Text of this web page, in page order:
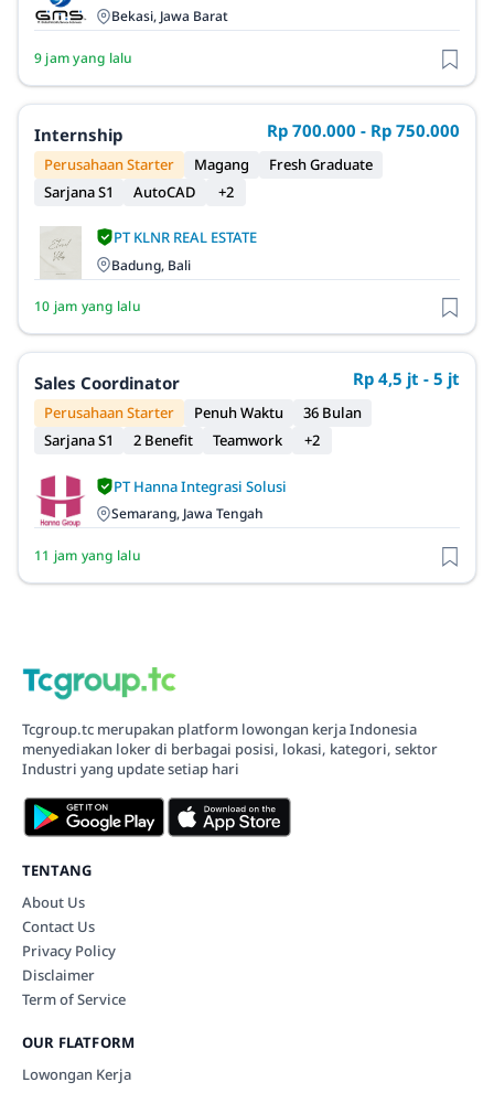
Bekasi, Jawa Barat
9 jam yang lalu
Internship Rp 700.000 - Rp 750.000
Perusahaan Starter Magang
Fresh Graduate
Sarjana S1
AutoCAD +2
PT KLNR REAL ESTATE
Badung, Bali
10 jam yang lalu
Sales Coordinator Rp 4,5 jt - 5 jt
Perusahaan Starter Penuh Waktu
36 Bulan
Sarjana S1
2 Benefit Teamwork +2
PT Hanna Integrasi Solusi
Semarang, Jawa Tengah
11 jam yang lalu
Tcgroup.tc merupakan platform lowongan kerja Indonesia
menyediakan loker di berbagai posisi, lokasi, kategori, sektor
Industri yang update setiap hari
TENTANG
About Us
Contact Us
Privacy Policy
Disclaimer
Term of Service
OUR FLATFORM
Lowongan Kerja